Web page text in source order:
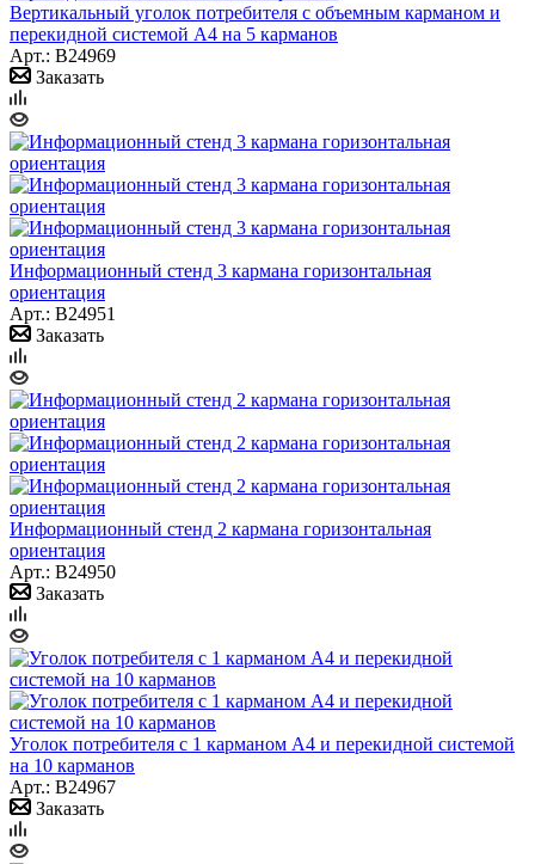
Вертикальный уголок потребителя с объемным карманом и
перекидной системой А4 на 5 карманов
Арт.: B24969
Заказать
Информационный стенд 3 кармана горизонтальная
ориентация
Арт.: B24951
Заказать
Информационный стенд 2 кармана горизонтальная
ориентация
Арт.: B24950
Заказать
Уголок потребителя с 1 карманом А4 и перекидной системой
на 10 карманов
Арт.: B24967
Заказать